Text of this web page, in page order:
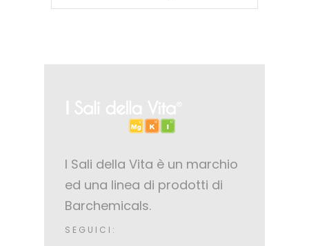
I Sali della Vita è un marchio
ed una linea di prodotti di
Barchemicals.
SEGUICI: